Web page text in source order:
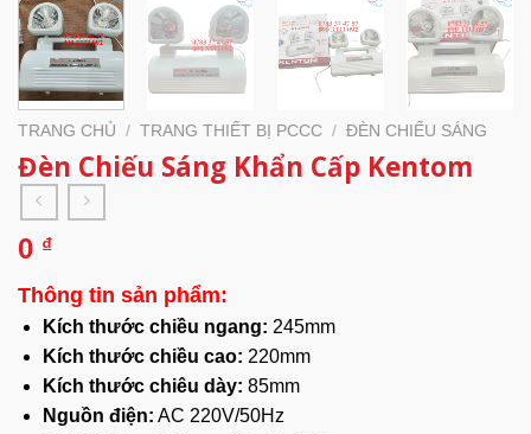
TRANG CHỦ / TRANG THIẾT BỊ PCCC / ĐÈN CHIẾU SÁNG
Đèn Chiếu Sáng Khẩn Cấp Kentom
0 ₫
Thông tin sản phẩm:
Kích thước chiều ngang: 245mm
Kích thước chiều cao: 220mm
Kích thước chiêu dày: 85mm
Nguồn điện: AC 220V/50Hz